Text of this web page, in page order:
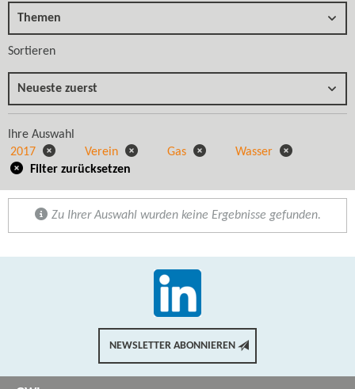
Themen
Sortieren
Neueste zuerst
Ihre Auswahl
2017
Verein Gas
Wasser
Filter zurücksetzen
Zu Ihrer Auswahl wurden keine Ergebnisse gefunden.
NEWSLETTER ABONNIEREN